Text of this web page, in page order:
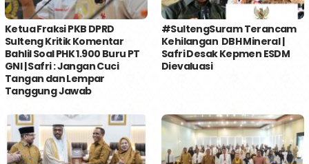
Ketua Fraksi PKB DPRD
Sulteng Kritik Komentar
Bahlil Soal PHK 1.900 Buru PT
GNI | Safri : Jangan Cuci
Tangan dan Lempar
Tanggung Jawab
#SultengSuram Terancam
Kehilangan DBH Mineral |
Safri Desak Kepmen ESDM
Dievaluasi